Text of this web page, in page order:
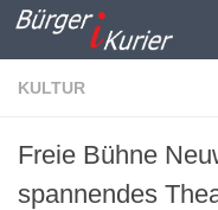
Zum Inhalt springen
KULTUR
Freie Bühne
spannendes